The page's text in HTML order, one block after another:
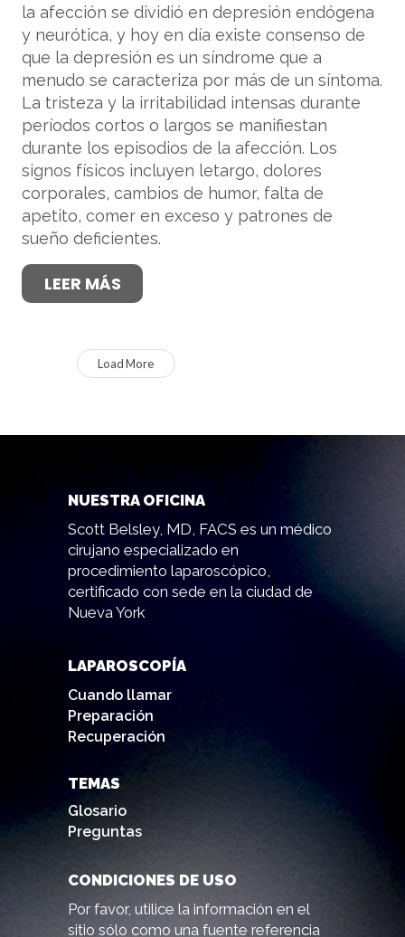
la afección se dividió en depresión endógena
y neurótica, y hoy en día existe consenso de
que la depresión es un síndrome que a
menudo se caracteriza por más de un síntoma.
La tristeza y la irritabilidad intensas durante
períodos cortos o largos se manifiestan
durante los episodios de la afección. Los
signos físicos incluyen letargo, dolores
corporales, cambios de humor, falta de
apetito, comer en exceso y patrones de
sueño deficientes.
LEER MÁS
Load More
NUESTRA OFICINA
Scott Belsley, MD, FACS es un médico
cirujano especializado en
procedimiento laparoscópico,
certificado con sede en la ciudad de
Nueva York
LAPAROSCOPÍA
Cuando llamar
Preparación
Recuperación
TEMAS
Glosario
Preguntas
CONDICIONES DE USO
Por favor, utilice la información en el
sitio sólo como una fuente referencia